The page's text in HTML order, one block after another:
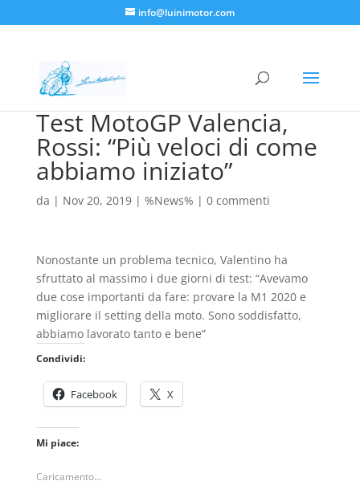
info@luinimotor.com
Test MotoGP Valencia,
Rossi: “Più veloci di come
abbiamo iniziato”
da | Nov 20, 2019| %News% | 0 commenti
Nonostante un problema tecnico, Valentino ha
sfruttato al massimo i due giorni di test: “Avevamo
due cose importanti da fare: provare la M1 2020 e
migliorare il setting della moto. Sono soddisfatto,
abbiamo lavorato tanto e bene”
Condividi:
Facebook X
Mi piace:
Caricamento...